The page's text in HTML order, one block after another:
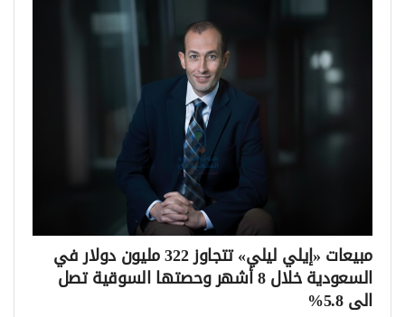
مبيعات «إيلي ليلي» تتجاوز 322 مليون دولار في
السعودية خلال 8 أشهر وحصتها السوقية تصل
الى 5.8%